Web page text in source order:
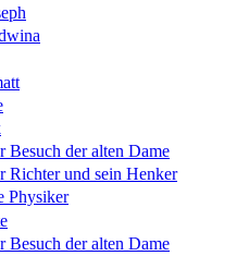
Besuch der alten Dame
Richter und sein Henker
Physiker
Besuch der alten Dame